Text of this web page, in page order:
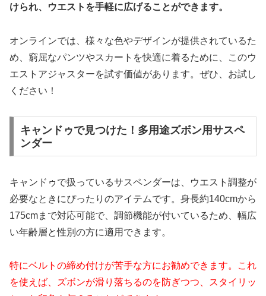
けられ、ウエストを手軽に広げることができます。
オンラインでは、様々な色やデザインが提供されているた
め、窮屈なパンツやスカートを快適に着るために、このウ
エストアジャスターを試す価値があります。ぜひ、お試し
ください！
キャンドゥで見つけた！多用途ズボン用サスペ
ンダー
キャンドゥで扱っているサスペンダーは、ウエスト調整が
必要なときにぴったりのアイテムです。身長約140cmから
175cmまで対応可能で、調節機能が付いているため、幅広
い年齢層と性別の方に適用できます。
特にベルトの締め付けが苦手な方にお勧めできます。これ
を使えば、ズボンが滑り落ちるのを防ぎつつ、スタイリッ